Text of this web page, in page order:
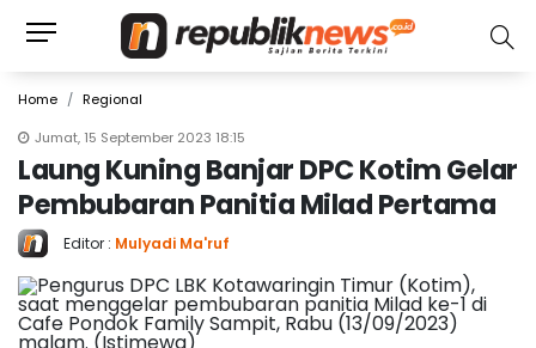
Home
Regional
Jumat, 15 September 2023 18:15
Laung Kuning Banjar DPC Kotim Gelar
Pembubaran Panitia Milad Pertama
Editor : Mulyadi Ma'ruf